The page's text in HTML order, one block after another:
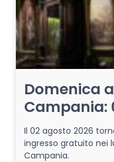
Domenica
Campania:
Il 02 agosto 2026
ingresso gratuito nei
Campania.